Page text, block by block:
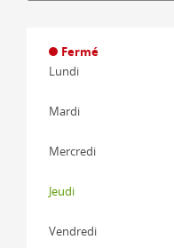
Fermé
Lundi
Mardi
Mercredi
Jeudi
Vendredi